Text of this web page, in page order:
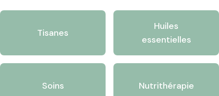
Tisanes
Huiles
essentielles
Soins Nutrithérapie